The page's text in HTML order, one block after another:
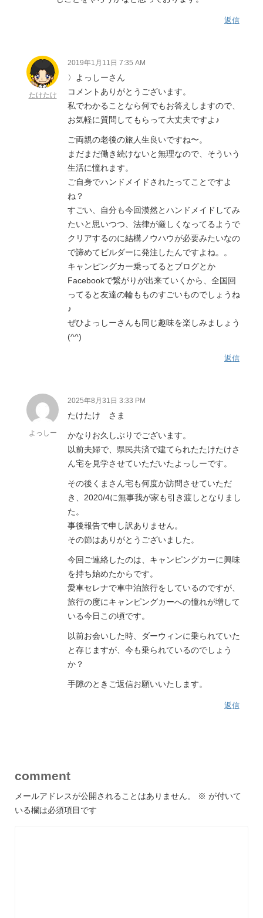
返信
たけたけ
2019年1月11日 7:35 AM
〉よっしーさん
コメントありがとうございます。
私でわかることなら何でもお答えしますので、
お気軽に質問してもらって大丈夫ですよ♪
ご両親の老後の旅人生良いですね〜。
まだまだ働き続けないと無理なので、そういう
生活に憧れます。
ご自身でハンドメイドされたってことですよ
ね？
すごい、自分も今回漠然とハンドメイドしてみ
たいと思いつつ、法律が厳しくなってるようで
クリアするのに結構ノウハウが必要みたいなの
で諦めてビルダーに発注したんですよね。。
キャンピングカー乗ってるとブログとか
Facebookで繋がりが出来ていくから、全国回
ってると友達の輪もものすごいものでしょうね
♪
ぜひよっしーさんも同じ趣味を楽しみましょう
(^^)
返信
よっしー
2025年8月31日 3:33 PM
たけたけ さま
かなりお久しぶりでございます。
以前夫婦で、県民共済で建てられたたけたけさ
ん宅を見学させていただいたよっしーです。
その後くまさん宅も何度か訪問させていただ
き、2020/4に無事我が家も引き渡しとなりまし
た。
事後報告で申し訳ありません。
その節はありがとうございました。
今回ご連絡したのは、キャンピングカーに興味
を持ち始めたからです。
愛車セレナで車中泊旅行をしているのですが、
旅行の度にキャンピングカーへの憧れが増して
いる今日この頃です。
以前お会いした時、ダーウィンに乗られていた
と存じますが、今も乗られているのでしょう
か？
手隙のときご返信お願いいたします。
返信
comment
メールアドレスが公開されることはありません。 ※ が付いて
いる欄は必須項目です